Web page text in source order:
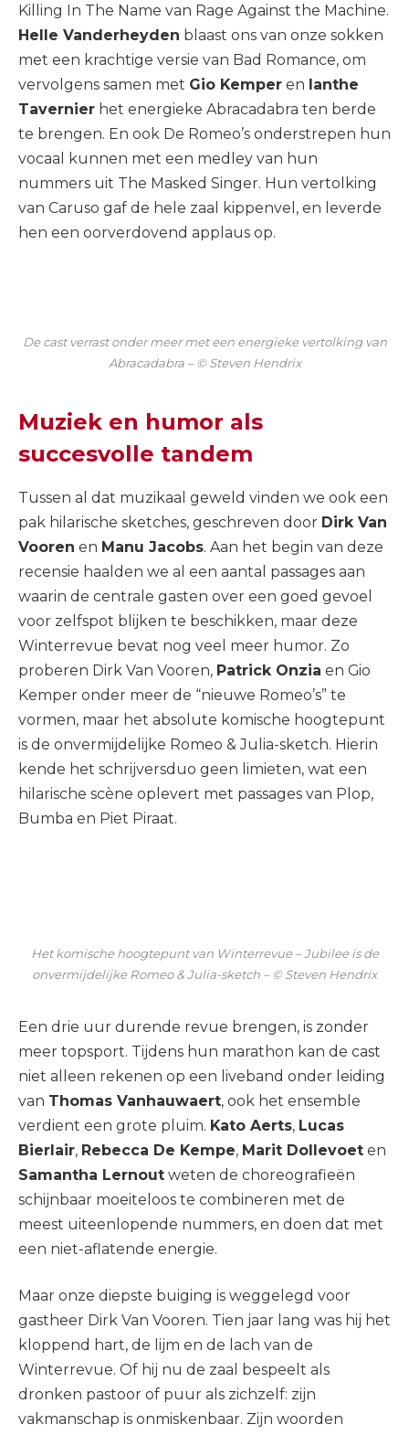
Killing In The Name van Rage Against the Machine.
Helle Vanderheyden blaast ons van onze sokken
met een krachtige versie van Bad Romance, om
vervolgens samen met Gio Kemper en Ianthe
Tavernier het energieke Abracadabra ten berde
te brengen. En ook De Romeo’s onderstrepen hun
vocaal kunnen met een medley van hun
nummers uit The Masked Singer. Hun vertolking
van Caruso gaf de hele zaal kippenvel, en leverde
hen een oorverdovend applaus op.
De cast verrast onder meer met een energieke vertolking van
Abracadabra – © Steven Hendrix
Muziek en humor als
succesvolle tandem
Tussen al dat muzikaal geweld vinden we ook een
pak hilarische sketches, geschreven door Dirk Van
Vooren en Manu Jacobs. Aan het begin van deze
recensie haalden we al een aantal passages aan
waarin de centrale gasten over een goed gevoel
voor zelfspot blijken te beschikken, maar deze
Winterrevue bevat nog veel meer humor. Zo
proberen Dirk Van Vooren, Patrick Onzia en Gio
Kemper onder meer de “nieuwe Romeo’s” te
vormen, maar het absolute komische hoogtepunt
is de onvermijdelijke Romeo & Julia-sketch. Hierin
kende het schrijversduo geen limieten, wat een
hilarische scène oplevert met passages van Plop,
Bumba en Piet Piraat.
Het komische hoogtepunt van Winterrevue – Jubilee is de
onvermijdelijke Romeo & Julia-sketch – © Steven Hendrix
Een drie uur durende revue brengen, is zonder
meer topsport. Tijdens hun marathon kan de cast
niet alleen rekenen op een liveband onder leiding
van Thomas Vanhauwaert, ook het ensemble
verdient een grote pluim. Kato Aerts, Lucas
Bierlair, Rebecca De Kempe, Marit Dollevoet en
Samantha Lernout weten de choreografieën
schijnbaar moeiteloos te combineren met de
meest uiteenlopende nummers, en doen dat met
een niet-aflatende energie.
Maar onze diepste buiging is weggelegd voor
gastheer Dirk Van Vooren. Tien jaar lang was hij het
kloppend hart, de lijm en de lach van de
Winterrevue. Of hij nu de zaal bespeelt als
dronken pastoor of puur als zichzelf: zijn
vakmanschap is onmiskenbaar. Zijn woorden